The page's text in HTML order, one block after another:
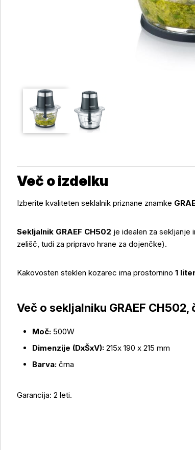
Več o izdelku
Izberite kvaliteten seklalnik priznane znamke
Sekljalnik GRAEF CH502 je idealen za sekljanje
zelišč, tudi za pripravo hrane za dojenčke).
Kakovosten steklen kozarec ima prostornino 1 liter
Več o sekljalniku GRAEF CH502,
Moč: 500W
Dimenzije (DxŠxV): 215x 190 x 215 mm
Barva: črna
Garancija: 2 leti.